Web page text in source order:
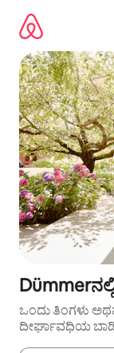
ಹೋಗಿ
ಒಂದು ತಿಂಗಳು
ದೀರ್ಘಾವಧಿಯ